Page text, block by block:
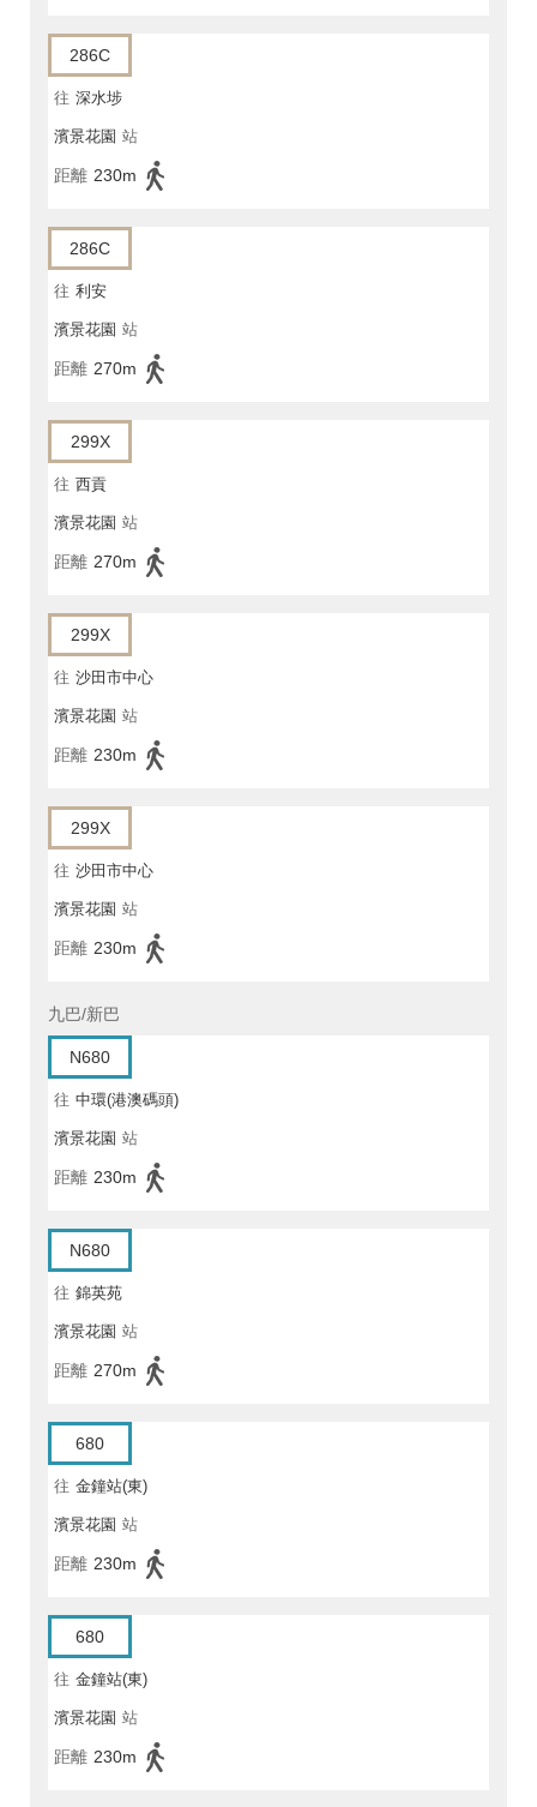
286C
往 深水埗
濱景花園 站
距離 230m
286C
往 利安
濱景花園 站
距離 270m
299X
往 西貢
濱景花園 站
距離 270m
299X
往 沙田市中心
濱景花園 站
距離 230m
299X
往 沙田市中心
濱景花園 站
距離 230m
九巴/新巴
N680
往 中環(港澳碼頭)
濱景花園 站
距離 230m
N680
往 錦英苑
濱景花園 站
距離 270m
680
往 金鐘站(東)
濱景花園 站
距離 230m
680
往 金鐘站(東)
濱景花園 站
距離 230m